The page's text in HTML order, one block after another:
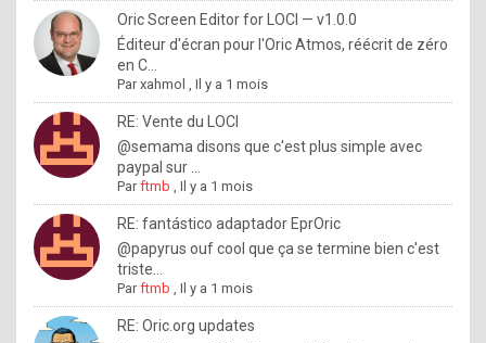
o
u
w
a
n
t
o
n
o
Oric Screen Editor for LOCI — v1.0.0
Éditeur d'écran pour l'Oric Atmos, réécrit de zéro
en C...
Parxahmol ,Il y a 1 mois
RE: Vente du LOCI
@semama disons que c'est plus simple avec
paypal sur ...
Parftmb ,Il y a 1 mois
RE: fantástico adaptador EprOric
@papyrus ouf cool que ça se termine bien c'est
triste...
Parftmb ,Il y a 1 mois
RE: Oric.org updates